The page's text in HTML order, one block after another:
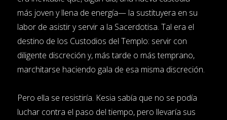
más joven y llena de energía— la sustituyera en su
labor de asistir y servir a la Sacerdotisa. Tal era el
destino de los Custodios del Templo: servir con
diligente discreción y, más tarde o más temprano,
marchitarse haciendo gala de esa misma discreción.
Pero ella se resistiría. Kesia sabía que no se podía
luchar contra el paso del tiempo, pero llevaría sus